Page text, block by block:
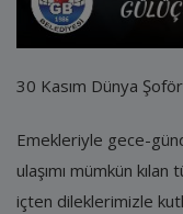
30 Kasım Dünya
Emekleriyle gece-
ulaşımı mümkün
içten dileklerimizle